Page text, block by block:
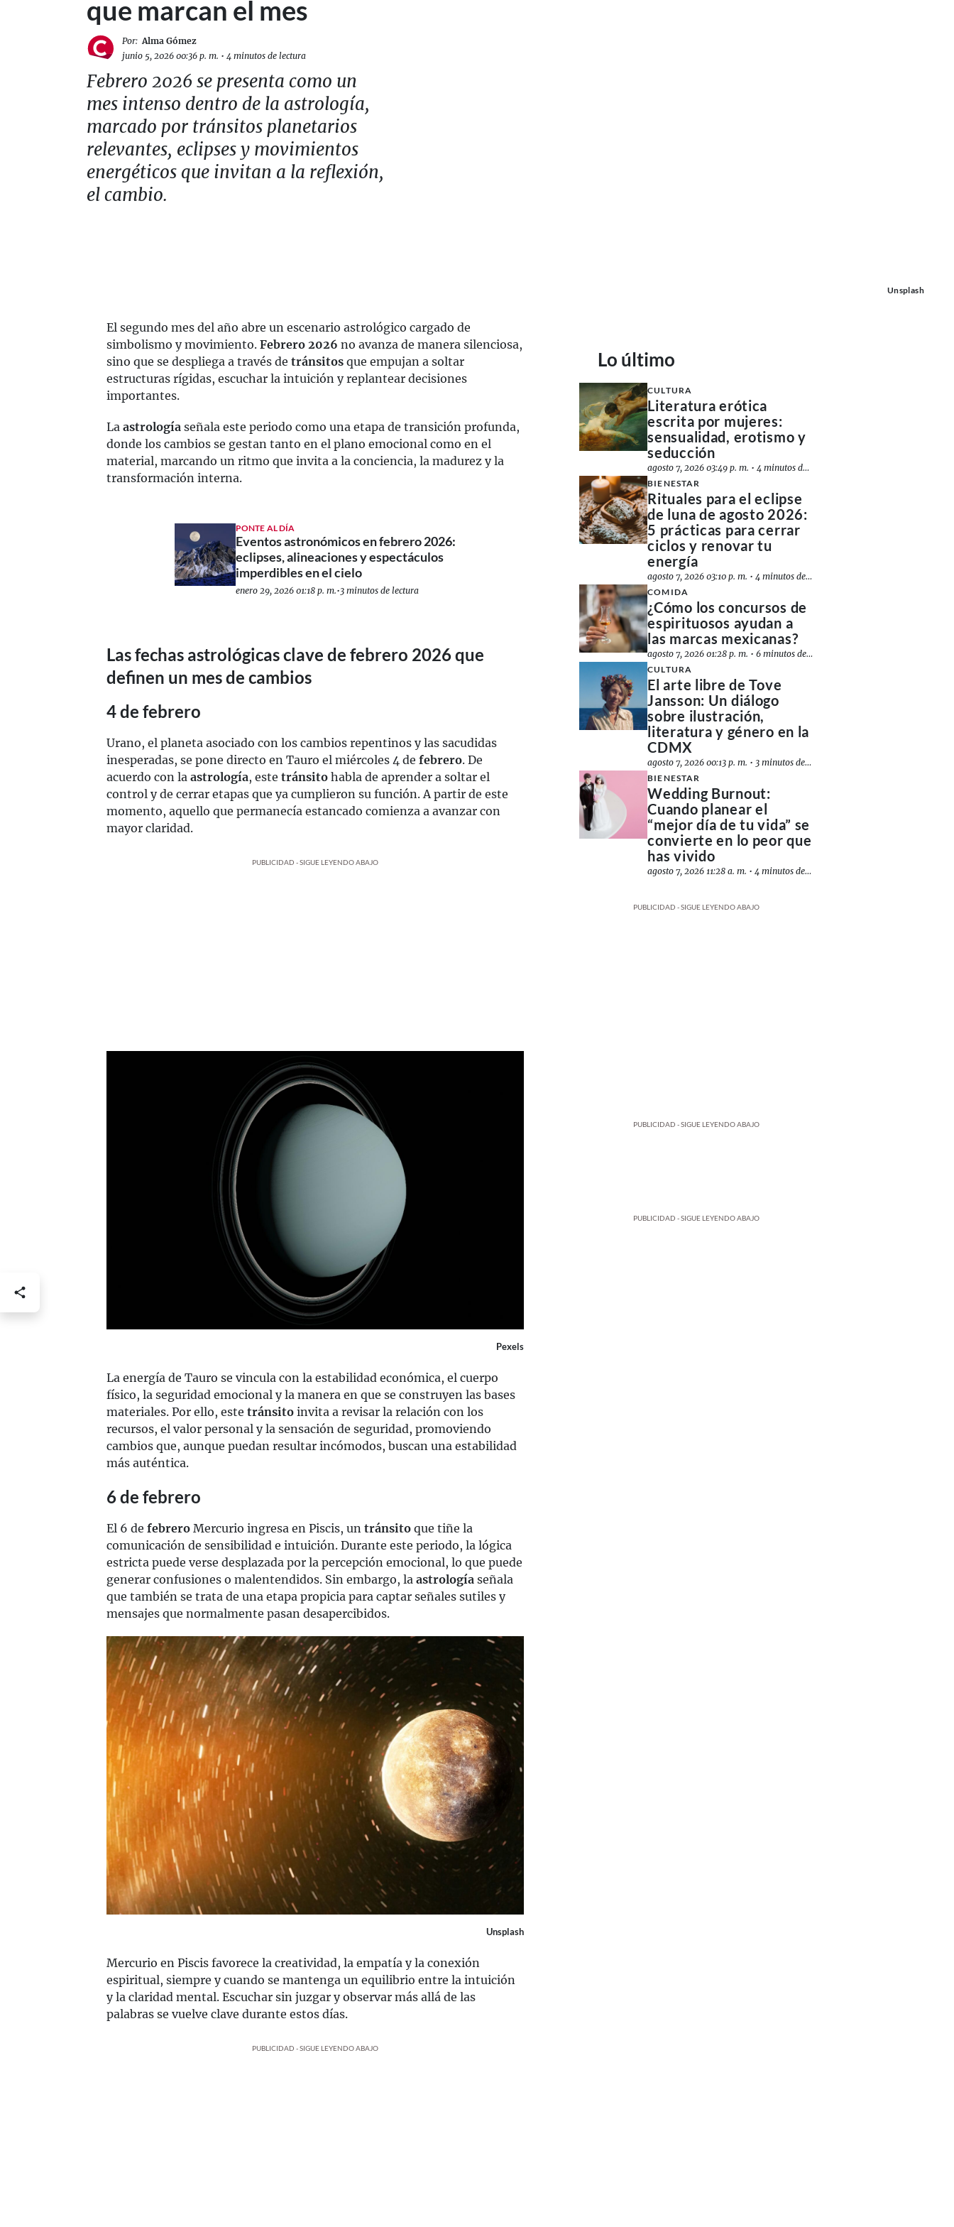
que marcan el mes
Por: Alma Gómez
junio 5, 2026 00:36 p. m. • 4 minutos de lectura
Febrero 2026 se presenta como un
mes intenso dentro de la astrología,
marcado por tránsitos planetarios
relevantes, eclipses y movimientos
energéticos que invitan a la reflexión,
el cambio.
Unsplash
El segundo mes del año abre un escenario astrológico cargado de
simbolismo y movimiento. Febrero 2026 no avanza de manera silenciosa,
sino que se despliega a través de tránsitos que empujan a soltar
estructuras rígidas, escuchar la intuición y replantear decisiones
importantes.
La astrología señala este periodo como una etapa de transición profunda,
donde los cambios se gestan tanto en el plano emocional como en el
material, marcando un ritmo que invita a la conciencia, la madurez y la
transformación interna.
PONTE AL DÍA
Eventos astronómicos en febrero 2026:
eclipses, alineaciones y espectáculos
imperdibles en el cielo
enero 29, 2026 01:18 p. m.•3 minutos de lectura
Las fechas astrológicas clave de febrero 2026 que
definen un mes de cambios
4 de febrero
Urano, el planeta asociado con los cambios repentinos y las sacudidas
inesperadas, se pone directo en Tauro el miércoles 4 de febrero. De
acuerdo con la astrología, este tránsito habla de aprender a soltar el
control y de cerrar etapas que ya cumplieron su función. A partir de este
momento, aquello que permanecía estancado comienza a avanzar con
mayor claridad.
PUBLICIDAD - SIGUE LEYENDO ABAJO
Pexels
La energía de Tauro se vincula con la estabilidad económica, el cuerpo
físico, la seguridad emocional y la manera en que se construyen las bases
materiales. Por ello, este tránsito invita a revisar la relación con los
recursos, el valor personal y la sensación de seguridad, promoviendo
cambios que, aunque puedan resultar incómodos, buscan una estabilidad
más auténtica.
6 de febrero
El 6 de febrero Mercurio ingresa en Piscis, un tránsito que tiñe la
comunicación de sensibilidad e intuición. Durante este periodo, la lógica
estricta puede verse desplazada por la percepción emocional, lo que puede
generar confusiones o malentendidos. Sin embargo, la astrología señala
que también se trata de una etapa propicia para captar señales sutiles y
mensajes que normalmente pasan desapercibidos.
Unsplash
Mercurio en Piscis favorece la creatividad, la empatía y la conexión
espiritual, siempre y cuando se mantenga un equilibrio entre la intuición
y la claridad mental. Escuchar sin juzgar y observar más allá de las
palabras se vuelve clave durante estos días.
PUBLICIDAD - SIGUE LEYENDO ABAJO
Lo último
CULTURA
Literatura erótica
escrita por mujeres:
sensualidad, erotismo y
seducción
agosto 7, 2026 03:49 p. m. •4 minutos de lectura
BIENESTAR
Rituales para el eclipse
de luna de agosto 2026:
5 prácticas para cerrar
ciclos y renovar tu
energía
agosto 7, 2026 03:10 p. m. •4 minutos de lectura
COMIDA
¿Cómo los concursos de
espirituosos ayudan a
las marcas mexicanas?
agosto 7, 2026 01:28 p. m. •6 minutos de lectura
CULTURA
El arte libre de Tove
Jansson: Un diálogo
sobre ilustración,
literatura y género en la
CDMX
agosto 7, 2026 00:13 p. m. • 3 minutos de lectura
BIENESTAR
Wedding Burnout:
Cuando planear el
“mejor día de tu vida” se
convierte en lo peor que
has vivido
agosto 7, 2026 11:28 a. m. •4 minutos de lectura
PUBLICIDAD - SIGUE LEYENDO ABAJO
PUBLICIDAD - SIGUE LEYENDO ABAJO
PUBLICIDAD - SIGUE LEYENDO ABAJO